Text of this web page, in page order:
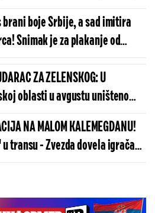
brani boje Srbije, a sad imitira
Snimak je za plakanje od
ZA ZELENSKOG: U
oblasti u avgustu uništeno
„baba jaga“
NA MALOM KALEMEGDANU!
transu - Zvezda dovela igrača